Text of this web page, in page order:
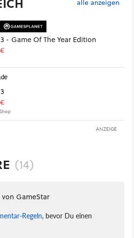
alle anzeigen
- Game Of The Year Edition
ANZEIGE
(14)
GameStar
Regeln, bevor Du einen